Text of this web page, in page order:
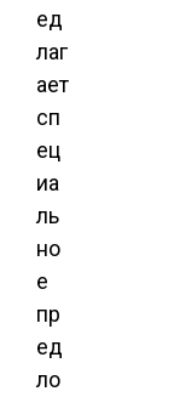
ед
лаг
ает
сп
ец
иа
ль
но
е
пр
ед
ло